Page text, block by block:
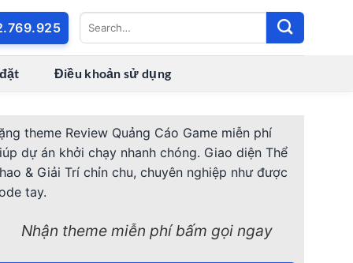
Điều khoản sử dụng
theme Review Quảng Cáo Game miễn phí
dự án khởi chạy nhanh chóng. Giao diện Thể
& Giải Trí chỉn chu, chuyên nghiệp như được
tay.
Nhận theme miễn phí bấm gọi ngay